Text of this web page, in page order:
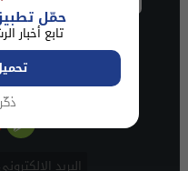
حمّل
تابع أخبار